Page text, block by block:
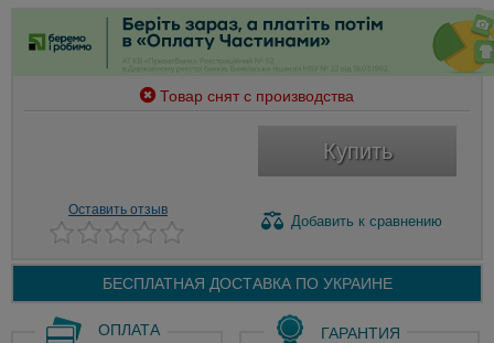
Товар снят с производства
Купить
Оставить отзыв
Добавить к сравнению
БЕСПЛАТНАЯ ДОСТАВКА ПО УКРАИНЕ
ОПЛАТА ГАРАНТИЯ